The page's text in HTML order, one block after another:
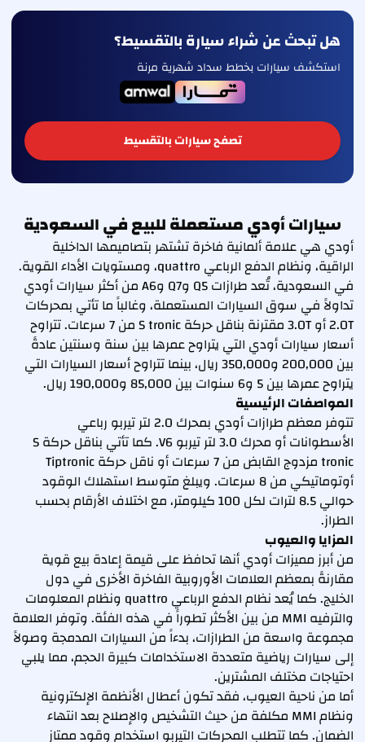
هل تبحث عن شراء سيارة بالتقسيط؟
استكشف سيارات بخطط سداد شهرية مرنة
تصفح سيارات بالتقسيط
سيارات أودي مستعملة للبيع في السعودية
أودي هي علامة ألمانية فاخرة تشتهر بتصاميمها الداخلية
الراقية، ونظام الدفع الرباعي quattro، ومستويات الأداء القوية.
في السعودية، تُعد طرازات Q5 وQ7 وA6 من أكثر سيارات أودي
تداولاً في سوق السيارات المستعملة، وغالباً ما تأتي بمحركات
2.0T أو 3.0T مقترنة بناقل حركة S tronic من 7 سرعات. تتراوح
أسعار سيارات أودي التي يتراوح عمرها بين سنة وسنتين عادةً
بين 200,000 و350,000 ريال، بينما تتراوح أسعار السيارات التي
يتراوح عمرها بين 5 و6 سنوات بين 85,000 و190,000 ريال.
المواصفات الرئيسية
تتوفر معظم طرازات أودي بمحرك 2.0 لتر تيربو رباعي
الأسطوانات أو محرك 3.0 لتر تيربو V6. كما تأتي بناقل حركة S
tronic مزدوج القابض من 7 سرعات أو ناقل حركة Tiptronic
أوتوماتيكي من 8 سرعات. ويبلغ متوسط استهلاك الوقود
حوالي 8.5 لترات لكل 100 كيلومتر، مع اختلاف الأرقام بحسب
الطراز.
المزايا والعيوب
من أبرز مميزات أودي أنها تحافظ على قيمة إعادة بيع قوية
مقارنةً بمعظم العلامات الأوروبية الفاخرة الأخرى في دول
الخليج. كما يُعد نظام الدفع الرباعي quattro ونظام المعلومات
والترفيه MMI من بين الأكثر تطوراً في هذه الفئة. وتوفر العلامة
مجموعة واسعة من الطرازات، بدءاً من السيارات المدمجة وصولاً
إلى سيارات رياضية متعددة الاستخدامات كبيرة الحجم، مما يلبي
احتياجات مختلف المشترين.
أما من ناحية العيوب، فقد تكون أعطال الأنظمة الإلكترونية
ونظام MMI مكلفة من حيث التشخيص والإصلاح بعد انتهاء
الضمان. كما تتطلب المحركات التيربو استخدام وقود ممتاز